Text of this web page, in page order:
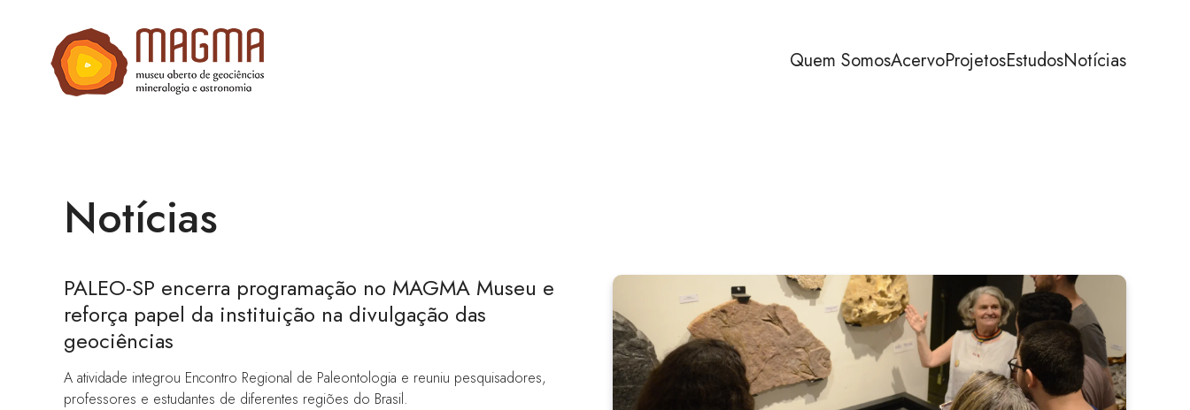
Quem SomosAcervoProjetosEstudosNotícias
Notícias
PALEO-SP encerra programação no MAGMA Museu e
reforça papel da instituição na divulgação das
geociências
A atividade integrou Encontro Regional de Paleontologia e reuniu pesquisadores,
professores e estudantes de diferentes regiões do Brasil.